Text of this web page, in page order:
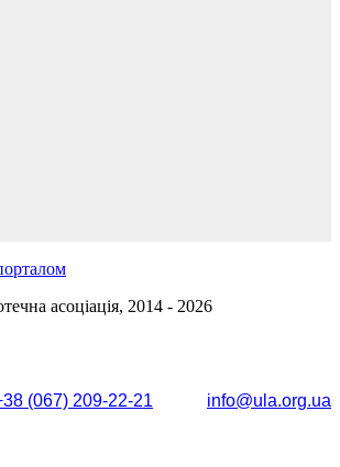
асоціація, 2014 - 2026
(067) 209-22-21
info@ula.org.ua